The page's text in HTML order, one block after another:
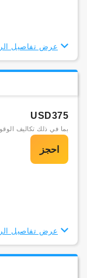
عرض تفاصيل
USD375
بما في ذلك تكاليف
عرض تفاصيل